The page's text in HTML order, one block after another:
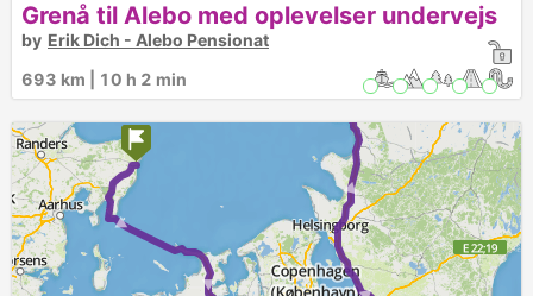
► ► ► ► ► ►
1
2
4
5
Grenå til Alebo med oplevelser undervejs
by Erik Dich - Alebo Pensionat
693 km | 10 h 2 min